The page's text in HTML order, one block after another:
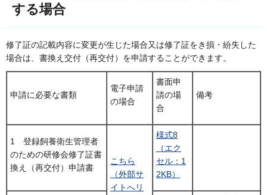
する場合
修了証の記載内容に変更が生じた場合又は修了証をき損・紛失した
場合は、書換え交付（再交付）を申請することができます。
申請に必要な書類
電子申請
の場合
書面申
請の場
合
備考
1 登録飼養衛生管理者
のための研修会修了証書
換え（再交付）申請書
こちら
（外部サ
イトへリ
様式8
（エク
セル：1
2KB）